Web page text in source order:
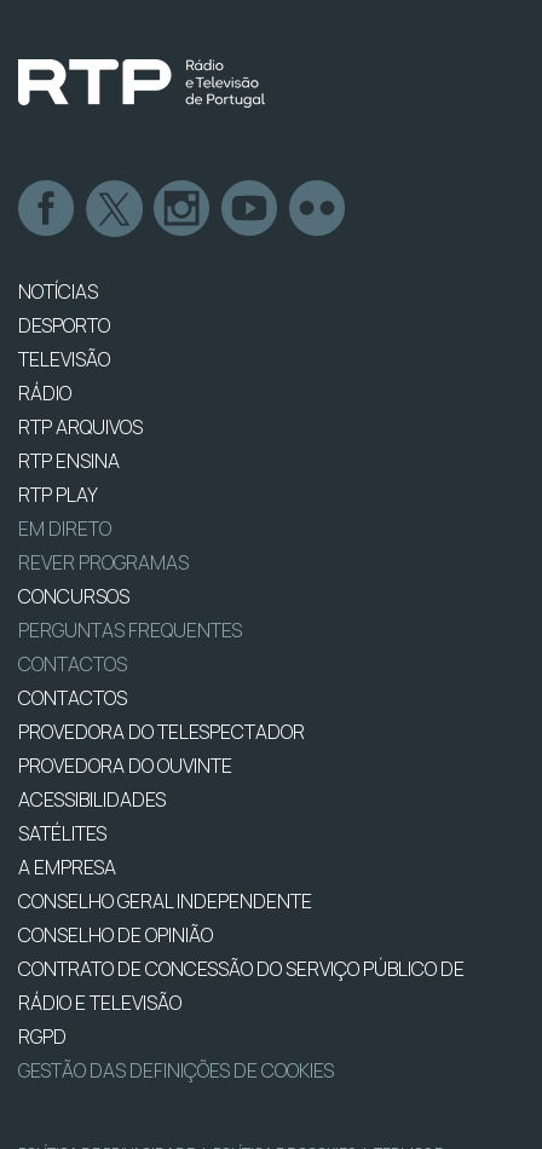
NOTÍCIAS
DESPORTO
TELEVISÃO
RÁDIO
RTP ARQUIVOS
RTP ENSINA
RTP PLAY
EM DIRETO
REVER PROGRAMAS
CONCURSOS
PERGUNTAS FREQUENTES
CONTACTOS
CONTACTOS
PROVEDORA DO TELESPECTADOR
PROVEDORA DO OUVINTE
ACESSIBILIDADES
SATÉLITES
A EMPRESA
CONSELHO GERAL INDEPENDENTE
CONSELHO DE OPINIÃO
CONTRATO DE CONCESSÃO DO SERVIÇO PÚBLICO DE
RÁDIO E TELEVISÃO
RGPD
GESTÃO DAS DEFINIÇÕES DE COOKIES